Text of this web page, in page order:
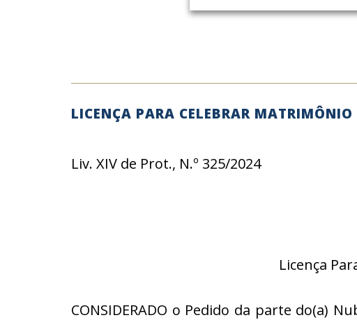
LICENÇA PARA CELEBRAR
Liv. XIV de Prot., N.º 325/2024
Licença
CONSIDERADO o Pedido da parte do(a)